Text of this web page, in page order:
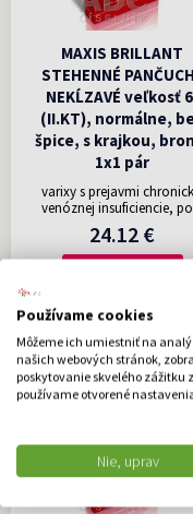
Používame cookies
Môžeme ich umiestniť na
našich webových stránok,
poskytovanie skvelého zážitku
používame otvorené
Nie, uprav
MAXIS BRILLANT
STEHENNÉ
NEKĹZAVÉ veľkosť
(II.KT), normálne,
špice, s krajkou,
1x1 pár
varixy s prejavmi
venóznej insuficiencie,
24.12 €